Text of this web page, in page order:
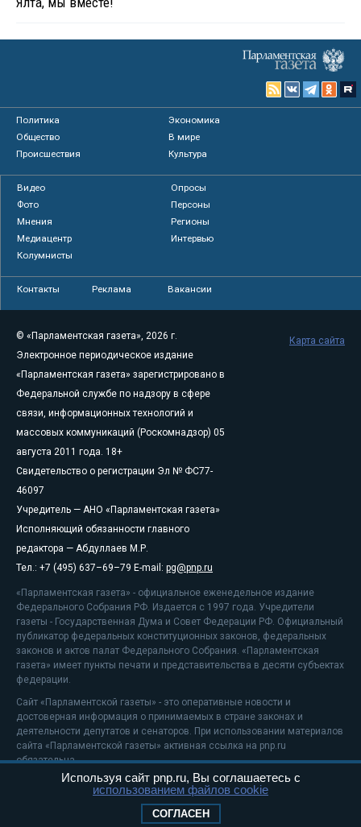
Политика
Экономика
Общество
В мире
Происшествия
Культура
Видео
Опросы
Фото
Персоны
Мнения
Регионы
Медиацентр
Интервью
Колумнисты
Контакты Реклама Вакансии
© «Парламентская газета», 2026 г.
Электронное периодическое издание
«Парламентская газета» зарегистрировано в
Федеральной службе по надзору в сфере
связи, информационных технологий и
массовых коммуникаций (Роскомнадзор) 05
августа 2011 года. 18+
Свидетельство о регистрации Эл № ФС77-
46097
Учредитель — АНО «Парламентская газета»
Исполняющий обязанности главного
редактора — Абдуллаев М.Р.
Тел.: +7 (495) 637–69–79 E-mail: pg@pnp.ru
«Парламентская газета» - официальное еженедельное издание
Федерального Собрания РФ. Издается с 1997 года. Учредители
газеты - Государственная Дума и Совет Федерации РФ. Официальный
публикатор федеральных конституционных законов, федеральных
законов и актов палат Федерального Собрания. «Парламентская
газета» имеет пункты печати и представительства в десяти субъектах
федерации.
Сайт «Парламентской газеты» - это оперативные новости и
достоверная информация о принимаемых в стране законах и
деятельности депутатов и сенаторов. При использовании материалов
сайта «Парламентской газеты» активная ссылка на pnp.ru
обязательна.
На информационном ресурсе применяютсярекомендательные
Положение о защите персональных данных
Карта сайта
Используя сайт pnp.ru, Вы соглашаетесь с
использованием файлов cookie
СОГЛАСЕН